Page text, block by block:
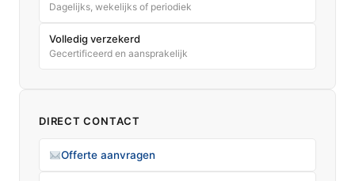
Dagelijks, wekelijks of periodiek
Volledig verzekerd
Gecertificeerd en aansprakelijk
DIRECT CONTACT
Offerte aanvragen